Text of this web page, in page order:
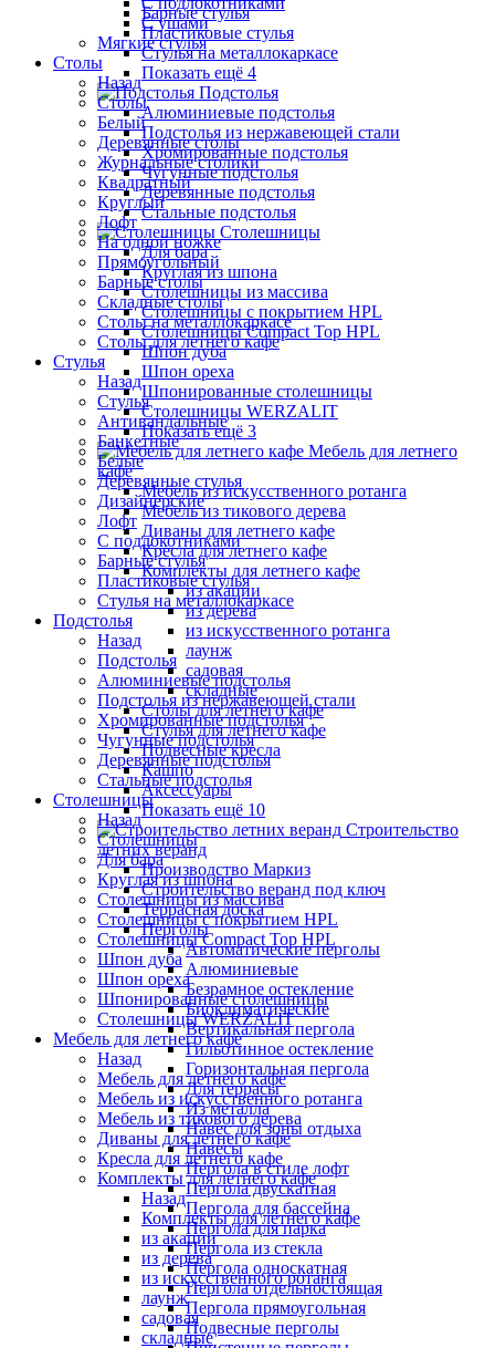
Барные стулья
Пластиковые стулья
Стулья на металлокаркасе
Показать ещё 4
Подстолья
Алюминиевые подстолья
Подстолья из нержавеющей стали
Хромированные подстолья
Чугунные подстолья
Деревянные подстолья
Стальные подстолья
Столешницы
Для бара
Круглая из шпона
Столешницы из массива
Столешницы с покрытием HPL
Столешницы Сompact Top HPL
Шпон дуба
Шпон ореха
Шпонированные столешницы
Столешницы WERZALIT
Показать ещё 3
Мебель для летнего
кафе
Мебель из искусственного ротанга
Мебель из тикового дерева
Диваны для летнего кафе
Кресла для летнего кафе
Комплекты для летнего кафе
из акации
из дерева
из искусственного ротанга
лаунж
садовая
складные
Столы для летнего кафе
Стулья для летнего кафе
Подвесные кресла
Кашпо
Аксессуары
Показать ещё 10
Строительство
летних веранд
Производство Маркиз
Строительство веранд под ключ
Террасная доска
Перголы
Автоматические перголы
Алюминиевые
Безрамное остекление
Биоклиматические
Вертикальная пергола
Гильотинное остекление
Горизонтальная пергола
Для террасы
Из металла
Навес для зоны отдыха
Навесы
Пергола в стиле лофт
Пергола двускатная
Пергола для бассейна
Пергола для парка
Пергола из стекла
Пергола односкатная
Пергола отдельностоящая
Пергола прямоугольная
Подвесные перголы
С ушами
Мягкие стулья
Столы
Назад
Столы
Белый
Деревянные столы
Журнальные столики
Квадратный
Круглый
Лофт
На одной ножке
Прямоугольный
Барные столы
Складные столы
Столы на металлокаркасе
Столы для летнего кафе
Стулья
Назад
Стулья
Антивандальные
Банкетные
Белые
Деревянные стулья
Дизайнерские
Лофт
С подлокотниками
Барные стулья
Пластиковые стулья
Стулья на металлокаркасе
Подстолья
Назад
Подстолья
Алюминиевые подстолья
Подстолья из нержавеющей стали
Хромированные подстолья
Чугунные подстолья
Деревянные подстолья
Стальные подстолья
Столешницы
Назад
Столешницы
Для бара
Круглая из шпона
Столешницы из массива
Столешницы с покрытием HPL
Столешницы Сompact Top HPL
Шпон дуба
Шпон ореха
Шпонированные столешницы
Столешницы WERZALIT
Мебель для летнего кафе
Назад
Мебель для летнего кафе
Мебель из искусственного ротанга
Мебель из тикового дерева
Диваны для летнего кафе
Кресла для летнего кафе
Комплекты для летнего кафе
Назад
Комплекты для летнего кафе
из акации
из дерева
из искусственного ротанга
лаунж
садовая
складные